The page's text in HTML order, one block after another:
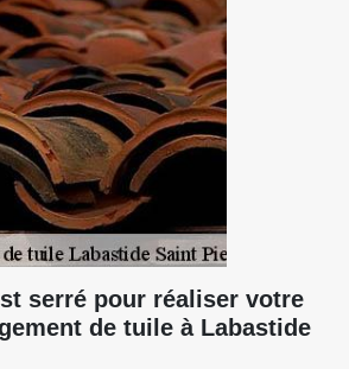
serré pour réaliser votre
de tuile à Labastide